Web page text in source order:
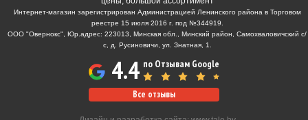
Интернет-магазин зарегистрирован Администрацией Ленинского района в Торговом
реестре 15 июля 2016 г. под №344919.
ООО "Овернокс", Юр.адрес: 223013, Минская обл., Минский район, Самохваловичский с/
с, д. Русиновичи, ул. Знатная, 1.
4.4 по Отзывам Google
Все отзывы